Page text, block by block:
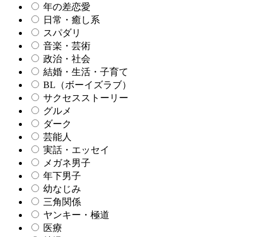
年の差恋愛
日常・癒し系
スパダリ
音楽・芸術
政治・社会
結婚・生活・子育て
BL（ボーイズラブ）
サクセスストーリー
グルメ
ダーク
芸能人
実話・エッセイ
メガネ男子
年下男子
幼なじみ
三角関係
ヤンキー・極道
医療